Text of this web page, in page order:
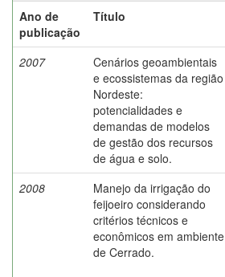
Ano de
publicação
Título
2007
Cenários geoambientais
e ecossistemas da região
Nordeste:
potencialidades e
demandas de modelos
de gestão dos recursos
de água e solo.
2008
Manejo da irrigação do
feijoeiro considerando
critérios técnicos e
econômicos em ambiente
de Cerrado.